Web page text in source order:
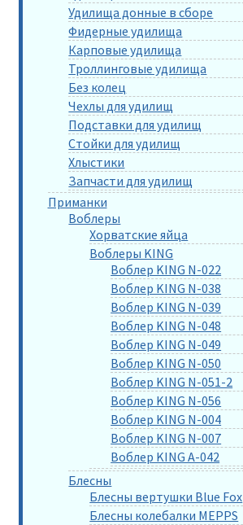
Удилища донные в сборе
Фидерные удилища
Карповые удилища
Троллинговые удилища
Без колец
Чехлы для удилищ
Подставки для удилищ
Стойки для удилищ
Хлыстики
Запчасти для удилищ
Приманки
Воблеры
Хорватские яйца
Воблеры KING
Воблер KING N-022
Воблер KING N-038
Воблер KING N-039
Воблер KING N-048
Воблер KING N-049
Воблер KING N-050
Воблер KING N-051-2
Воблер KING N-056
Воблер KING N-004
Воблер KING N-007
Воблер KING A-042
Блесны
Блесны вертушки Blue Fox
Блесны колебалки MEPPS